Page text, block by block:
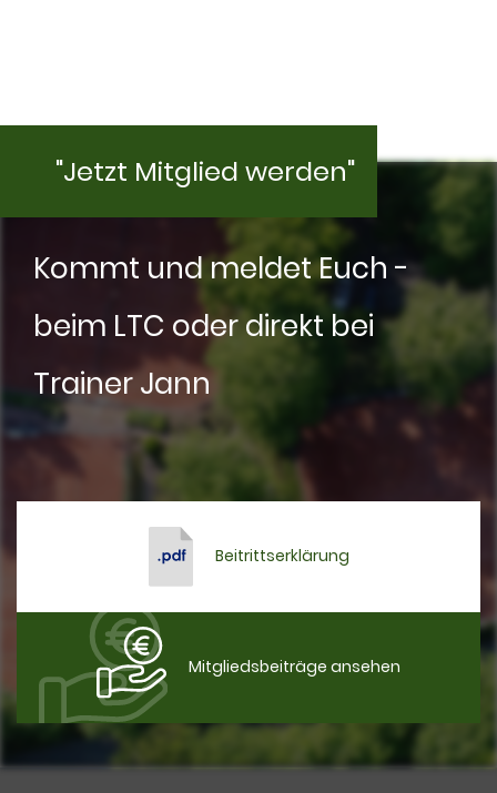
"Jetzt Mitglied werden"
Kommt und meldet Euch -
beim LTC oder direkt bei
Trainer Jann
Beitrittserklärung
Mitgliedsbeiträge ansehen